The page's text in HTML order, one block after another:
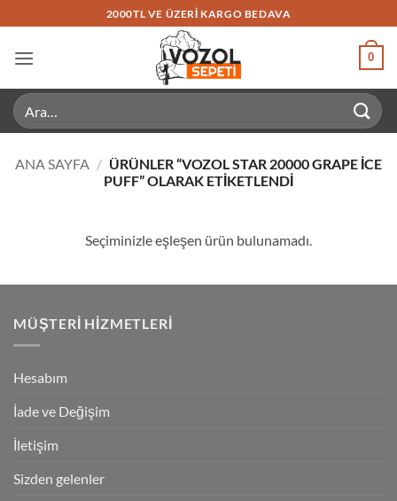
atla
2000TL VE ÜZERI KARGO BEDAVA
0
Ara:
ANA SAYFA / ÜRÜNLER “VOZOL STAR 20000 GRAPE ICE
PUFF” OLARAK ETIKETLENDI
Seçiminizle eşleşen ürün bulunamadı.
MÜŞTERI HIZMETLERI
Hesabım
İade ve Değişim
İletişim
Sizden gelenler